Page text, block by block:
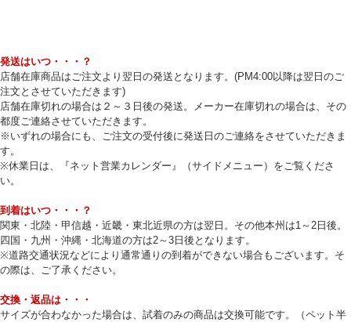
発送はいつ・・・？
店舗在庫商品はご注文より翌日の発送となります。(PM4:00以降は翌日のご
注文とさせていただきます)
店舗在庫切れの場合は２～３日後の発送。メーカー在庫切れの場合は、その
都度ご連絡させていただきます。
※いずれの場合にも、ご注文の受付後に発送日のご連絡をさせていただきま
す。
※休業日は、『ネット営業カレンダー』（サイドメニュー）をご覧くださ
い。
到着はいつ・・・？
関東・北陸・甲信越・近畿・東北近県の方は翌日。その他本州は1～2日後。
四国・九州・沖縄・北海道の方は2～3日後となります。
※道路交通状況などにより通常通りの到着ができない場合もございます。そ
の際は、ご了承ください。
交換・返品は・・・
サイズが合わなかった場合は、試着のみの商品は交換可能です。（ペット半